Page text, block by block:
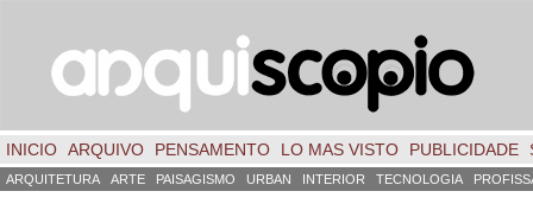
INICIO ARQUIVO PENSAMENTO LO MAS VISTO PUBLICIDADE
ARQUITETURA ARTE PAISAGISMO URBAN INTERIOR TECNOLOGIA